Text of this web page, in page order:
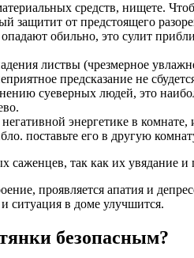
средств, нищете.
защитит от предстоящего
обильно, это сулит
листвы (чрезмерное
предсказание не
суеверных людей, это
энергетике в
поставьте его в другую
так как их увядание
проявляется апатия и
ситуация в доме улучшится.
безопасным?